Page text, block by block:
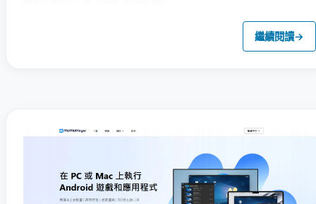
繼續閱讀→